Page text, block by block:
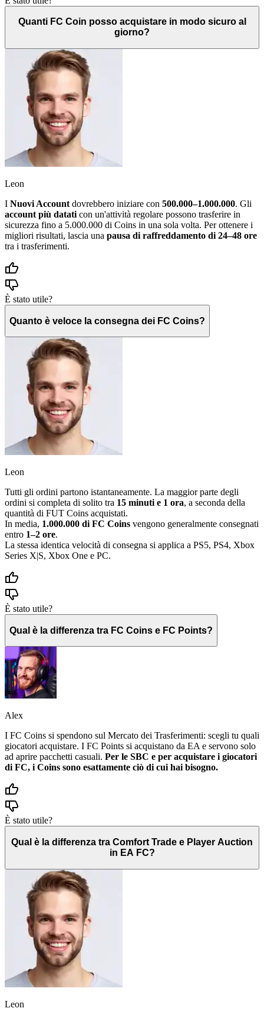
Quanti FC Coin posso acquistare in modo sicuro al
giorno?
Leon
I Nuovi Account dovrebbero iniziare con 500.000–1.000.000. Gli
account più datati con un'attività regolare possono trasferire in
sicurezza fino a 5.000.000 di Coins in una sola volta. Per ottenere i
migliori risultati, lascia una pausa di raffreddamento di 24–48 ore
tra i trasferimenti.
È stato utile?
Quanto è veloce la consegna dei FC Coins?
Leon
Tutti gli ordini partono istantaneamente. La maggior parte degli
ordini si completa di solito tra 15 minuti e 1 ora, a seconda della
quantità di FUT Coins acquistati.
In media, 1.000.000 di FC Coins vengono generalmente consegnati
entro 1–2 ore.
La stessa identica velocità di consegna si applica a PS5, PS4, Xbox
Series X|S, Xbox One e PC.
È stato utile?
Qual è la differenza tra FC Coins e FC Points?
Alex
I FC Coins si spendono sul Mercato dei Trasferimenti: scegli tu quali
giocatori acquistare. I FC Points si acquistano da EA e servono solo
ad aprire pacchetti casuali. Per le SBC e per acquistare i giocatori
di FC, i Coins sono esattamente ciò di cui hai bisogno.
È stato utile?
Qual è la differenza tra Comfort Trade e Player Auction
in EA FC?
Leon